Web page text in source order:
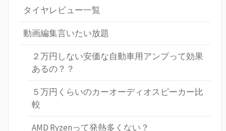
タイヤレビュー一覧
動画編集言いたい放題
２万円しない安価な自動車用アンプって効果
あるの？？
５万円くらいのカーオーディオスピーカー比
較
AMD Ryzenって発熱多くない？